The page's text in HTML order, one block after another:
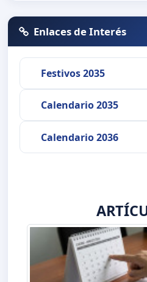
Enlaces de Interés
Festivos 2035
Calendario 2035
Calendario 2036